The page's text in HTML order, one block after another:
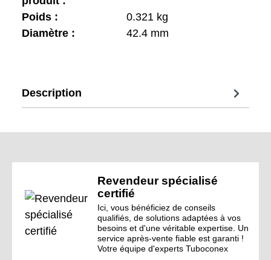
Poids :
0.321 kg
Diamètre :
42.4 mm
Description
Revendeur spécialisé
certifié
Ici, vous bénéficiez de conseils
qualifiés, de solutions adaptées à vos
besoins et d'une véritable expertise. Un
service après-vente fiable est garanti !
Votre équipe d'experts Tuboconex